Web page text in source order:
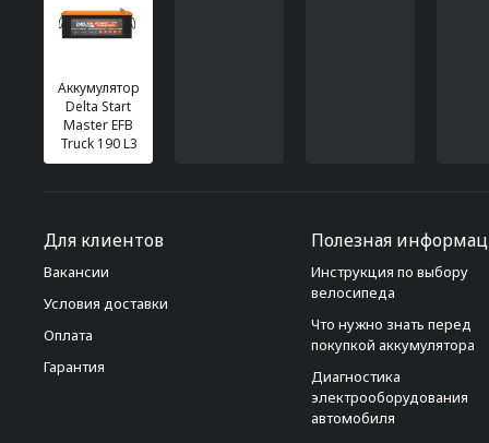
Аккумулятор
Delta Start
Master EFB
Truck 190 L3
Для клиентов
Вакансии
Условия доставки
Оплата
Гарантия
Полезная
Инструкция по выбору
велосипеда
Что нужно знать перед
покупкой аккумулятора
Диагностика
электрооборудования
автомобиля